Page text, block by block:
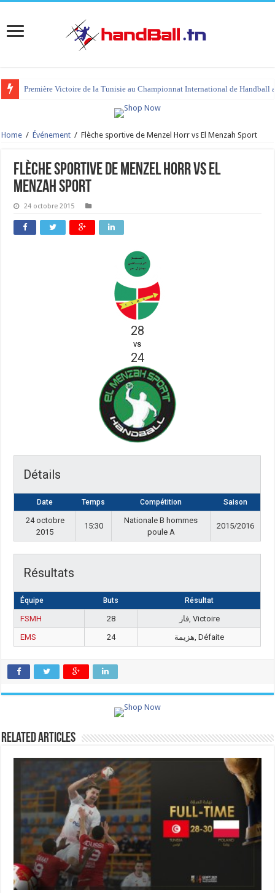
Première Victoire de la Tunisie au Championnat International de Handball
Home / Événement / Flèche sportive de Menzel Horr vs El Menzah Sport
Flèche sportive de Menzel Horr vs El
Menzah Sport
24 octobre 2015
28
vs
24
Détails
Date Temps Compétition Saison
24 octobre
2015
15:30
Nationale B hommes
poule A
2015/2016
Résultats
Équipe Buts Résultat
FSMH 28
فاز, Victoire
EMS
24 هزيمة, Défaite
Related Articles